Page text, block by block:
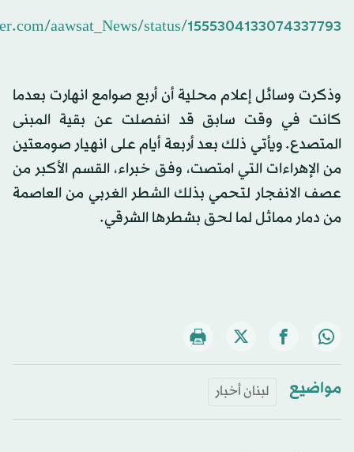
aawsat_News/status/1555304133074337793
وذكرت وسائل إعلام محلية أن أربع صوامع انهارت بعدما
كانت في وقت سابق قد انفصلت عن بقية المبنى
المتصدع. ويأتي ذلك بعد أربعة أيام على انهيار صومعتين
من الإهراءات التي امتصت، وفق خبراء، القسم الأكبر من
عصف الانفجار لتحمي بذلك الشطر الغربي من العاصمة
من دمار مماثل لما لحق بشطرها الشرقي.
مواضيع لبنان أخبار